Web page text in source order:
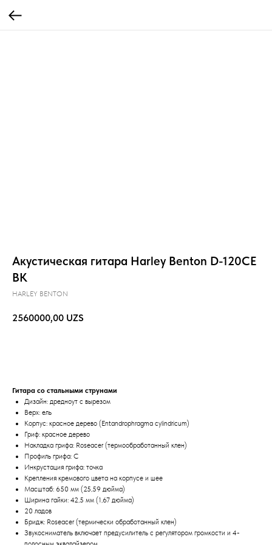
Акустическая гитара Harley Benton D-120CE
BK
HARLEY BENTON
2560000,00 UZS
Гитара со стальными струнами
Дизайн: дредноут с вырезом
Верх: ель
Корпус: красное дерево (Entandrophragma cylindricum)
Гриф: красное дерево
Накладка грифа: Roseacer (термообработанный клен)
Профиль грифа: C
Инкрустация грифа: точка
Крепления кремового цвета на корпусе и шее
Масштаб: 650 мм (25,59 дюйма)
Ширина гайки: 42,5 мм (1,67 дюйма)
20 ладов
Бридж: Roseacer (термически обработанный клен)
Звукосниматель включает предусилитель с регулятором громкости и 4-